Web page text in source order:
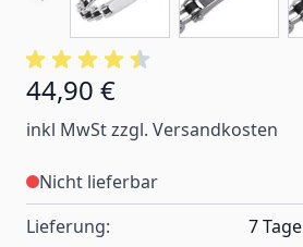
44,90 €
inkl MwSt zzgl. Versandkosten
Nicht lieferbar
Lieferung:
7 Tage